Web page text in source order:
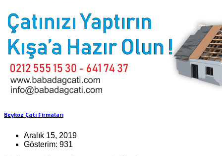
Beykoz Çatı Firmaları
Aralık 15, 2019
Gösterim: 931